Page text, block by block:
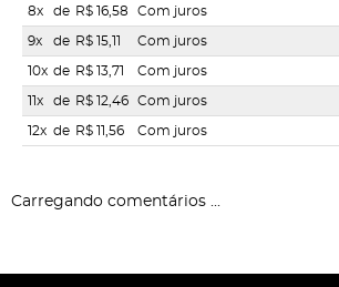
8x de R$ 16,58 Com juros
9x de R$ 15,11 Com juros
10x de R$ 13,71 Com juros
11x de R$ 12,46 Com juros
12x de R$ 11,56 Com juros
Carregando comentários ...